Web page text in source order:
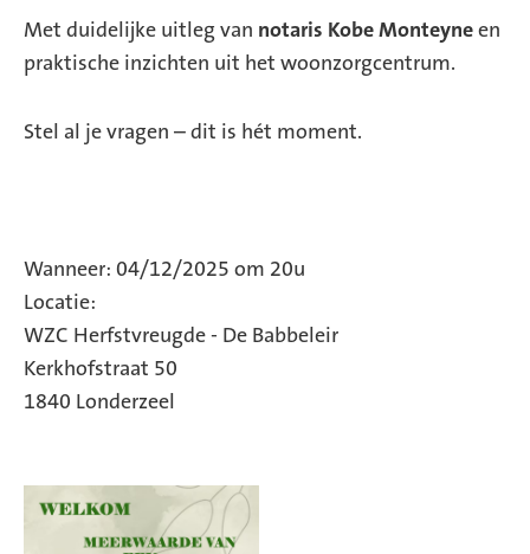
Met duidelijke uitleg van notaris Kobe Monteyne en
praktische inzichten uit het woonzorgcentrum.
Stel al je vragen – dit is hét moment.
Wanneer: 04/12/2025 om 20u
Locatie:
WZC Herfstvreugde - De Babbeleir
Kerkhofstraat 50
1840 Londerzeel